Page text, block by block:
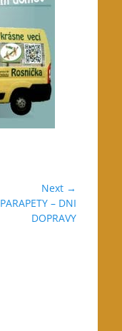
Next →
PARAPETY – DNI
DOPRAVY